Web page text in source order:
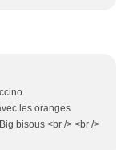
les oranges
bisous <br /> <br />